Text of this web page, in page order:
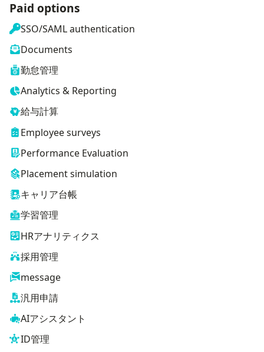
Paid options
SSO/SAML authentication
Documents
勤怠管理
Analytics & Reporting
給与計算
Employee surveys
Performance Evaluation
Placement simulation
キャリア台帳
学習管理
HRアナリティクス
採用管理
message
汎用申請
AIアシスタント
ID管理